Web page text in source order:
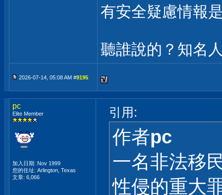
有安全疑慮情報
聽誰說的？知名
2026-07-14, 05:08 AM #9195
pc
Elite Member
加入日期: Nov 1999
您的住址: Arlington, Texas
文章: 6,066
引用:
作者pc
一名非法移
性侵的重大